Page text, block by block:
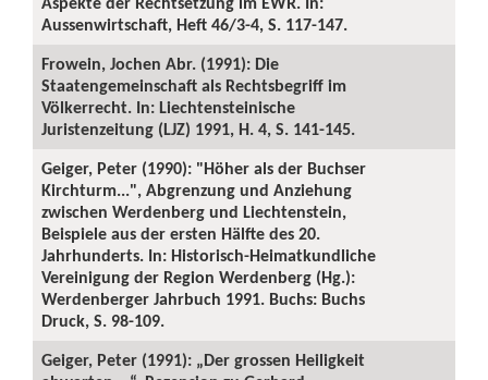
Aussenwirtschaft, Heft 46/3-4, S. 117-147.
Frowein, Jochen Abr. (1991): Die
Staatengemeinschaft als Rechtsbegriff im
Völkerrecht. In: Liechtensteinische
Juristenzeitung (LJZ) 1991, H. 4, S. 141-145.
Geiger, Peter (1990): "Höher als der Buchser
Kirchturm...", Abgrenzung und Anziehung
zwischen Werdenberg und Liechtenstein,
Beispiele aus der ersten Hälfte des 20.
Jahrhunderts. In: Historisch-Heimatkundliche
Vereinigung der Region Werdenberg (Hg.):
Werdenberger Jahrbuch 1991. Buchs: Buchs
Druck, S. 98-109.
Geiger, Peter (1991): „Der grossen Heiligkeit